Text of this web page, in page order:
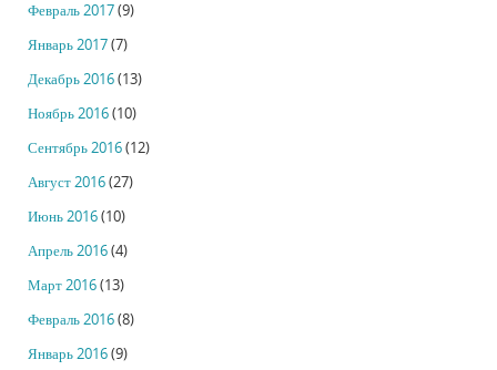
Февраль 2017(9)
Январь 2017(7)
Декабрь 2016(13)
Ноябрь 2016(10)
Сентябрь 2016(12)
Август 2016(27)
Июнь 2016(10)
Апрель 2016(4)
Март 2016(13)
Февраль 2016(8)
Январь 2016(9)